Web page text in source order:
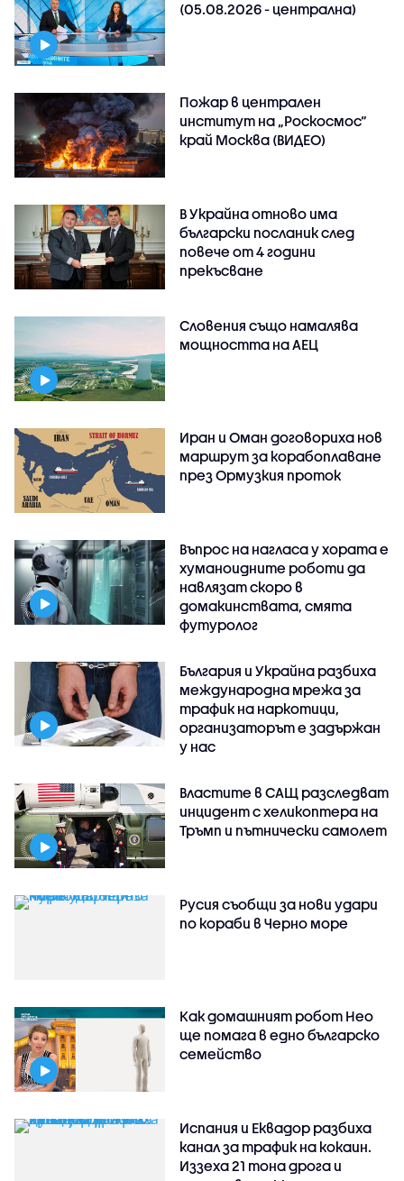
(05.08.2026 - централна)
Пожар в централен
институт на „Роскосмос“
край Москва (ВИДЕО)
В Украйна отново има
български посланик след
повече от 4 години
прекъсване
Словения също намалява
мощността на АЕЦ
Иран и Оман договориха нов
маршрут за корабоплаване
през Ормузкия проток
Въпрос на нагласа у хората е
хуманоидните роботи да
навлязат скоро в
домакинствата, смята
футуролог
България и Украйна разбиха
международна мрежа за
трафик на наркотици,
организаторът е задържан
у нас
Властите в САЩ разследват
инцидент с хеликоптера на
Тръмп и пътнически самолет
Русия съобщи за нови удари
по кораби в Черно море
Как домашният робот Нео
ще помага в едно българско
семейство
Испания и Еквадор разбиха
канал за трафик на кокаин.
Иззеха 21 тона дрога и